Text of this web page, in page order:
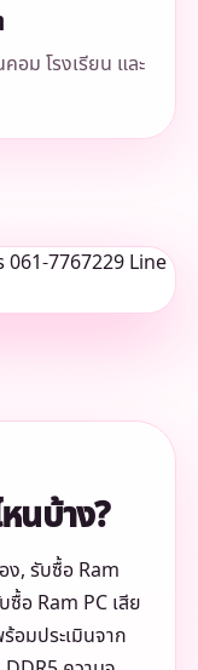
อม โรงเรียน และ
นบ้าง?
ง, รับซื้อ Ram
ซื้อ Ram PC เสีย
อมประเมินจาก